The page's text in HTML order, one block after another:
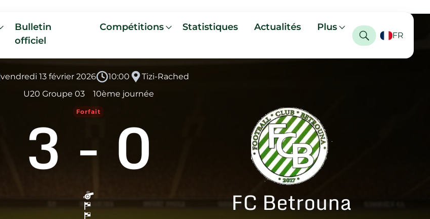
Bulletin
officiel
Compétitions Statistiques Actualités Plus
FR
vendredi 13 février 2026 10:00
Tizi-Rached
U20 Groupe 03
10ème journée
3-0
Forfait
FC Betrouna